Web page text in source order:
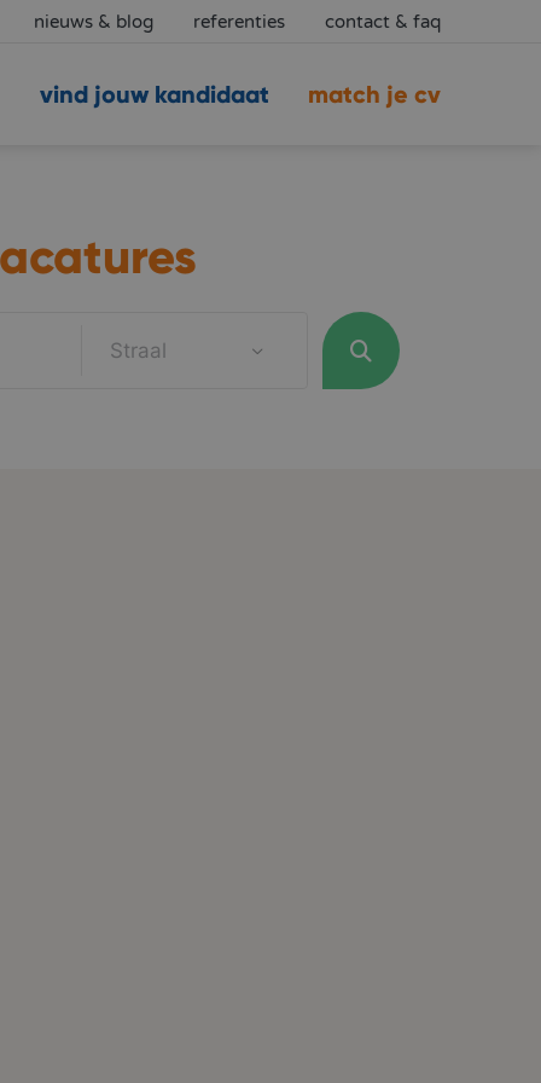
nieuws & blog referenties contact & faq
match je cv
vind jouw kandidaat
Straal